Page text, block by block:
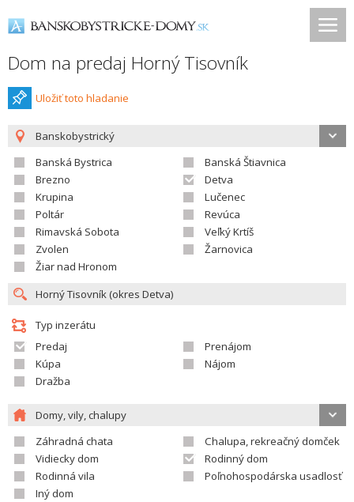
Dom na predaj Horný Tisovník
Uložiť toto hladanie
Banskobystrický
Banská Bystrica
Banská Štiavnica
Brezno
Detva
Krupina
Lučenec
Poltár
Revúca
Rimavská Sobota
Veľký Krtíš
Zvolen
Žarnovica
Žiar nad Hronom
Typ inzerátu
Predaj
Prenájom
Kúpa
Nájom
Dražba
Domy, vily, chalupy
Záhradná chata
Chalupa, rekreačný domček
Vidiecky dom
Rodinný dom
Rodinná vila
Poľnohospodárska usadlosť
Iný dom